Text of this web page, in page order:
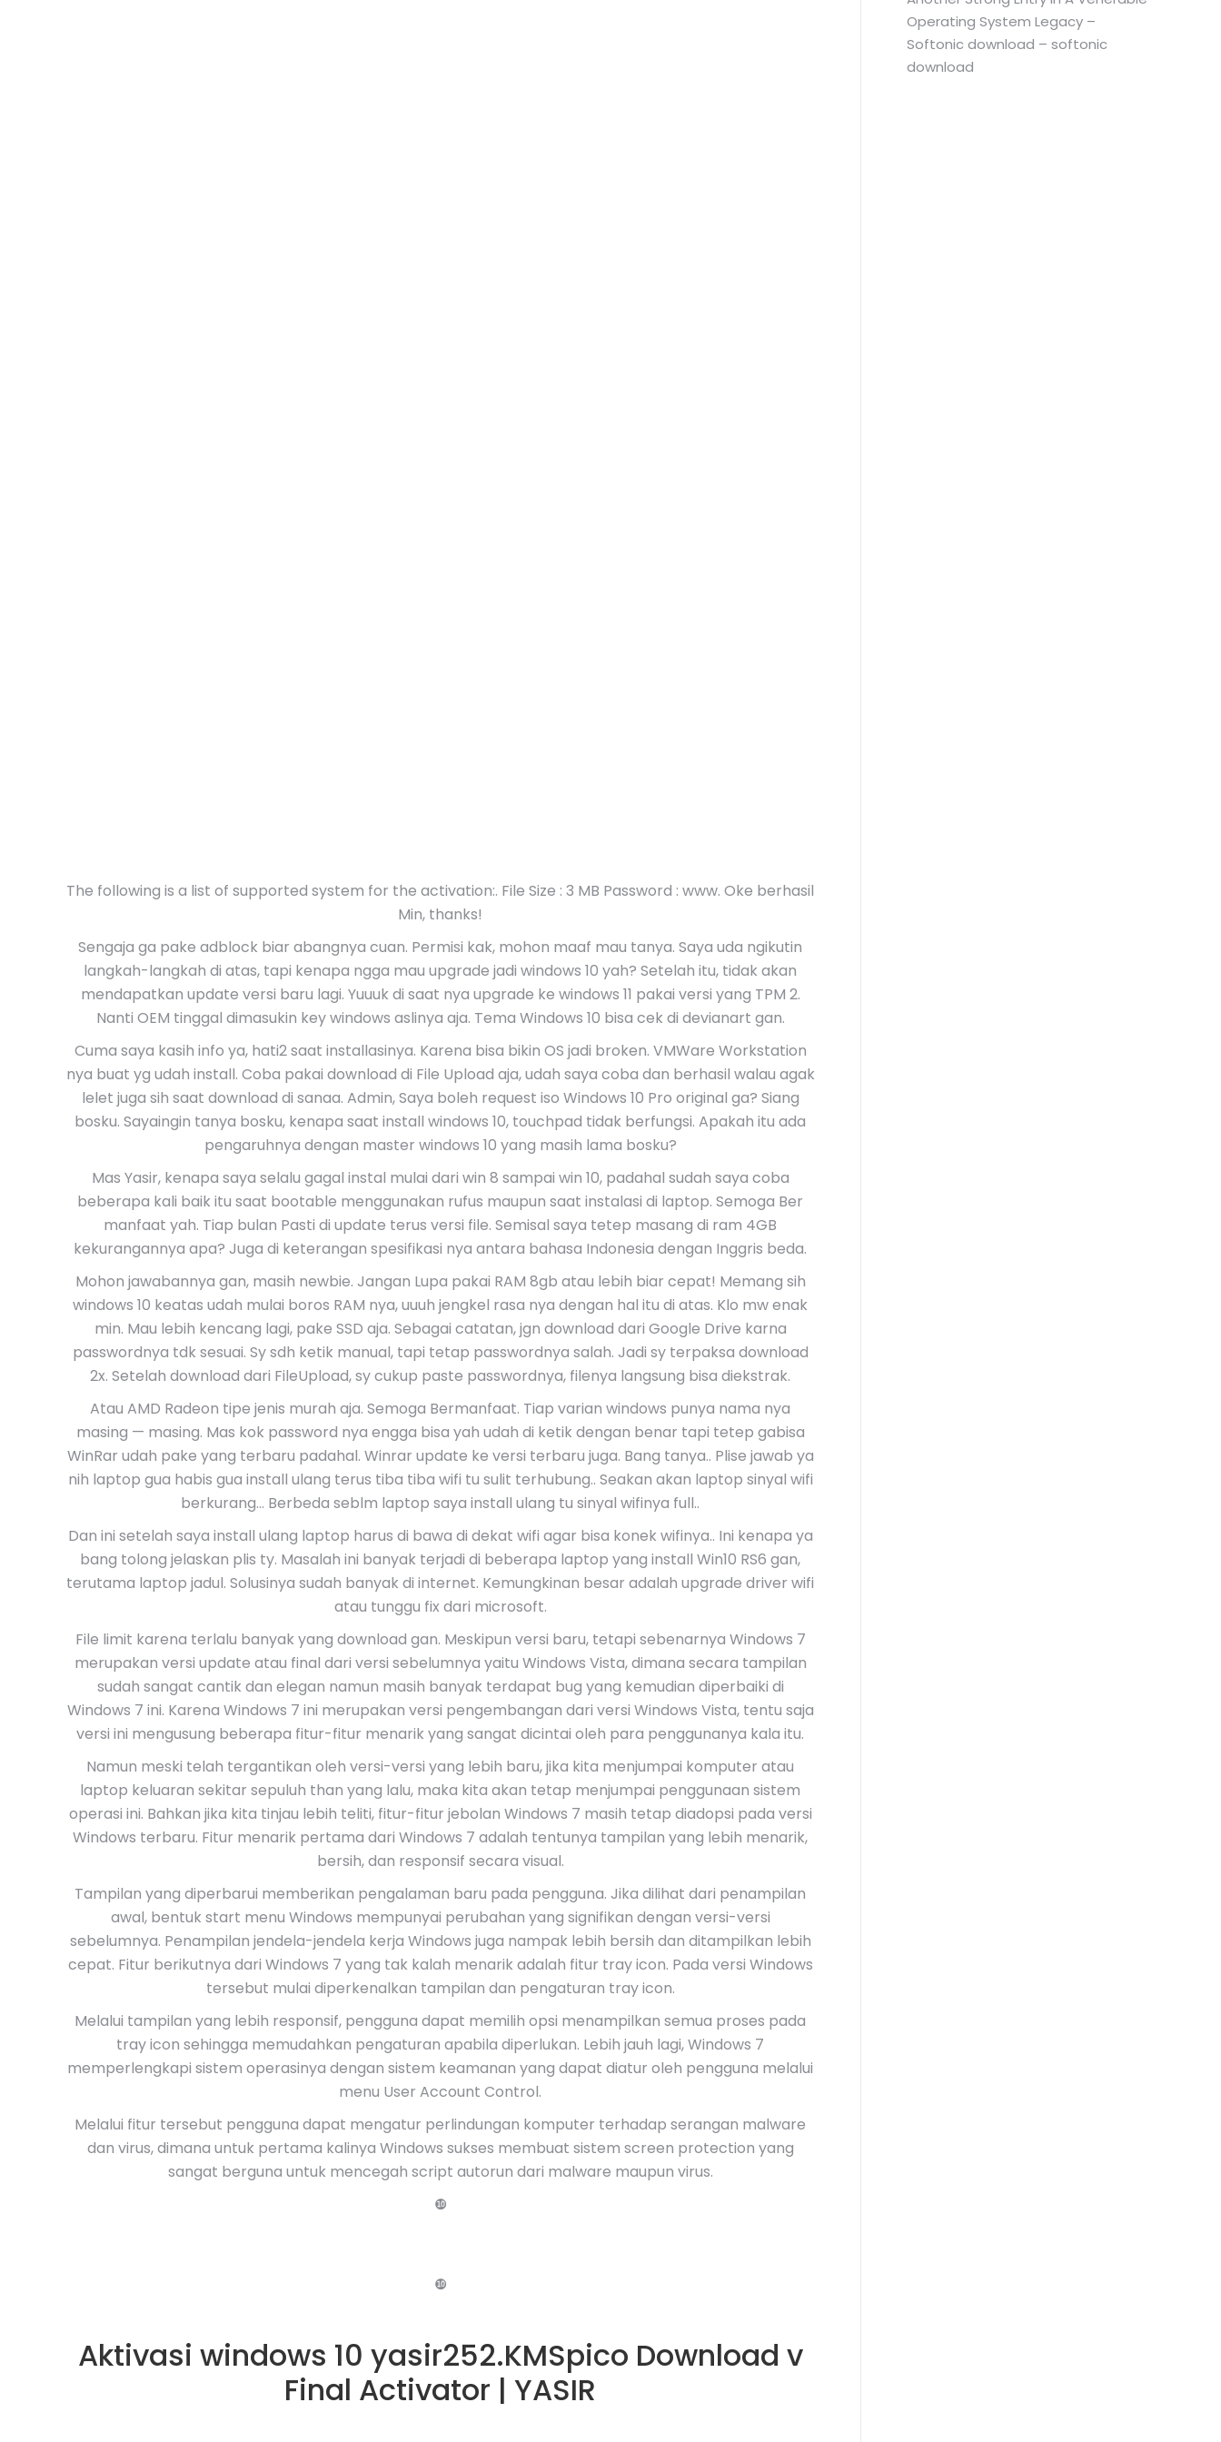
The following is a list of supported system for the activation:. File Size : 3 MB Password : www. Oke berhasil
Min, thanks!
Sengaja ga pake adblock biar abangnya cuan. Permisi kak, mohon maaf mau tanya. Saya uda ngikutin
langkah-langkah di atas, tapi kenapa ngga mau upgrade jadi windows 10 yah? Setelah itu, tidak akan
mendapatkan update versi baru lagi. Yuuuk di saat nya upgrade ke windows 11 pakai versi yang TPM 2.
Nanti OEM tinggal dimasukin key windows aslinya aja. Tema Windows 10 bisa cek di devianart gan.
Cuma saya kasih info ya, hati2 saat installasinya. Karena bisa bikin OS jadi broken. VMWare Workstation
nya buat yg udah install. Coba pakai download di File Upload aja, udah saya coba dan berhasil walau agak
lelet juga sih saat download di sanaa. Admin, Saya boleh request iso Windows 10 Pro original ga? Siang
bosku. Sayaingin tanya bosku, kenapa saat install windows 10, touchpad tidak berfungsi. Apakah itu ada
pengaruhnya dengan master windows 10 yang masih lama bosku?
Mas Yasir, kenapa saya selalu gagal instal mulai dari win 8 sampai win 10, padahal sudah saya coba
beberapa kali baik itu saat bootable menggunakan rufus maupun saat instalasi di laptop. Semoga Ber
manfaat yah. Tiap bulan Pasti di update terus versi file. Semisal saya tetep masang di ram 4GB
kekurangannya apa? Juga di keterangan spesifikasi nya antara bahasa Indonesia dengan Inggris beda.
Mohon jawabannya gan, masih newbie. Jangan Lupa pakai RAM 8gb atau lebih biar cepat! Memang sih
windows 10 keatas udah mulai boros RAM nya, uuuh jengkel rasa nya dengan hal itu di atas. Klo mw enak
min. Mau lebih kencang lagi, pake SSD aja. Sebagai catatan, jgn download dari Google Drive karna
passwordnya tdk sesuai. Sy sdh ketik manual, tapi tetap passwordnya salah. Jadi sy terpaksa download
2x. Setelah download dari FileUpload, sy cukup paste passwordnya, filenya langsung bisa diekstrak.
Atau AMD Radeon tipe jenis murah aja. Semoga Bermanfaat. Tiap varian windows punya nama nya
masing — masing. Mas kok password nya engga bisa yah udah di ketik dengan benar tapi tetep gabisa
WinRar udah pake yang terbaru padahal. Winrar update ke versi terbaru juga. Bang tanya.. Plise jawab ya
nih laptop gua habis gua install ulang terus tiba tiba wifi tu sulit terhubung.. Seakan akan laptop sinyal wifi
berkurang… Berbeda seblm laptop saya install ulang tu sinyal wifinya full..
Dan ini setelah saya install ulang laptop harus di bawa di dekat wifi agar bisa konek wifinya.. Ini kenapa ya
bang tolong jelaskan plis ty. Masalah ini banyak terjadi di beberapa laptop yang install Win10 RS6 gan,
terutama laptop jadul. Solusinya sudah banyak di internet. Kemungkinan besar adalah upgrade driver wifi
atau tunggu fix dari microsoft.
File limit karena terlalu banyak yang download gan. Meskipun versi baru, tetapi sebenarnya Windows 7
merupakan versi update atau final dari versi sebelumnya yaitu Windows Vista, dimana secara tampilan
sudah sangat cantik dan elegan namun masih banyak terdapat bug yang kemudian diperbaiki di
Windows 7 ini. Karena Windows 7 ini merupakan versi pengembangan dari versi Windows Vista, tentu saja
versi ini mengusung beberapa fitur-fitur menarik yang sangat dicintai oleh para penggunanya kala itu.
Namun meski telah tergantikan oleh versi-versi yang lebih baru, jika kita menjumpai komputer atau
laptop keluaran sekitar sepuluh than yang lalu, maka kita akan tetap menjumpai penggunaan sistem
operasi ini. Bahkan jika kita tinjau lebih teliti, fitur-fitur jebolan Windows 7 masih tetap diadopsi pada versi
Windows terbaru. Fitur menarik pertama dari Windows 7 adalah tentunya tampilan yang lebih menarik,
bersih, dan responsif secara visual.
Tampilan yang diperbarui memberikan pengalaman baru pada pengguna. Jika dilihat dari penampilan
awal, bentuk start menu Windows mempunyai perubahan yang signifikan dengan versi-versi
sebelumnya. Penampilan jendela-jendela kerja Windows juga nampak lebih bersih dan ditampilkan lebih
cepat. Fitur berikutnya dari Windows 7 yang tak kalah menarik adalah fitur tray icon. Pada versi Windows
tersebut mulai diperkenalkan tampilan dan pengaturan tray icon.
Melalui tampilan yang lebih responsif, pengguna dapat memilih opsi menampilkan semua proses pada
tray icon sehingga memudahkan pengaturan apabila diperlukan. Lebih jauh lagi, Windows 7
memperlengkapi sistem operasinya dengan sistem keamanan yang dapat diatur oleh pengguna melalui
menu User Account Control.
Melalui fitur tersebut pengguna dapat mengatur perlindungan komputer terhadap serangan malware
dan virus, dimana untuk pertama kalinya Windows sukses membuat sistem screen protection yang
sangat berguna untuk mencegah script autorun dari malware maupun virus.
❿
❿
Aktivasi windows 10 yasir252.KMSpico Download v
Final Activator | YASIR
Operating System Legacy –
Softonic download – softonic
download